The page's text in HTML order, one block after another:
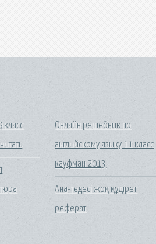
класс
Онлайн решебник по
английскому языку 11 класс
кауфман 2013
Ана-теңдесі жоқ құдірет
реферат